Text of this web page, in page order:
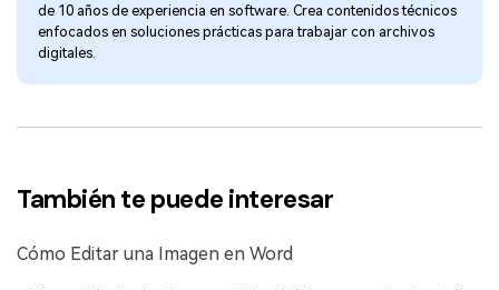
de 10 años de experiencia en software. Crea contenidos técnicos
enfocados en soluciones prácticas para trabajar con archivos
digitales.
También te puede interesar
Cómo Editar una Imagen en Word